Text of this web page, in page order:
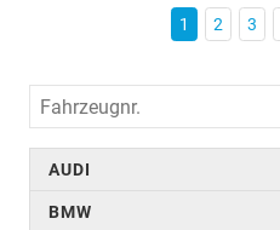
1 2 3
Fahrzeugnr.
AUDI
BMW